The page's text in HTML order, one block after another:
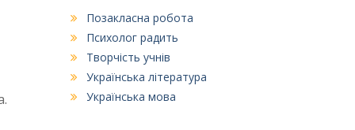
Позакласна робота
Психолог радить
Творчість учнів
Українська література
Українська мова